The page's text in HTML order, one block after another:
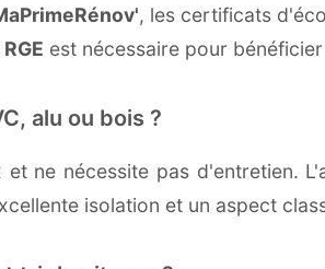
, les certificats
est nécessaire pour
alu ou bois ?
ne nécessite pas d'entretien.
isolation et un aspect